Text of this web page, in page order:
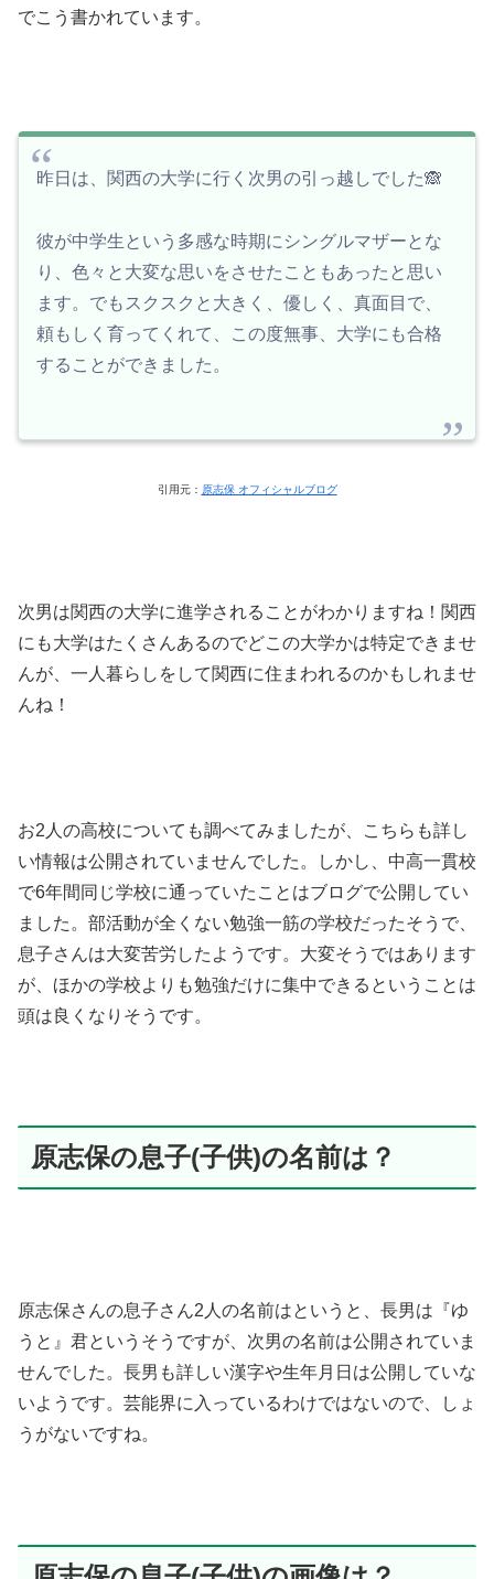
でこう書かれています。
昨日は、関西の大学に行く次男の引っ越しでした🙈
彼が中学生という多感な時期にシングルマザーとな
り、色々と大変な思いをさせたこともあったと思い
ます。でもスクスクと大きく、優しく、真面目で、
頼もしく育ってくれて、この度無事、大学にも合格
することができました。
引用元： 原志保 オフィシャルブログ
次男は関西の大学に進学されることがわかりますね！関西
にも大学はたくさんあるのでどこの大学かは特定できませ
んが、一人暮らしをして関西に住まわれるのかもしれませ
んね！
お2人の高校についても調べてみましたが、こちらも詳し
い情報は公開されていませんでした。しかし、中高一貫校
で6年間同じ学校に通っていたことはブログで公開してい
ました。部活動が全くない勉強一筋の学校だったそうで、
息子さんは大変苦労したようです。大変そうではあります
が、ほかの学校よりも勉強だけに集中できるということは
頭は良くなりそうです。
原志保の息子(子供)の名前は？
原志保さんの息子さん2人の名前はというと、長男は『ゆ
うと』君というそうですが、次男の名前は公開されていま
せんでした。長男も詳しい漢字や生年月日は公開していな
いようです。芸能界に入っているわけではないので、しょ
うがないですね。